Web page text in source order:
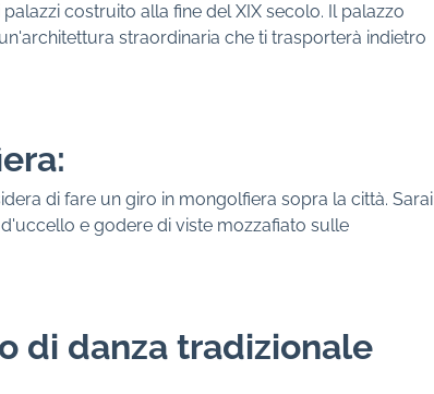
costruito alla fine del XIX secolo. Il palazzo
straordinaria che ti trasporterà indietro
di fare un giro in mongolfiera sopra la città. Sarai
e godere di viste mozzafiato sulle
di danza tradizionale